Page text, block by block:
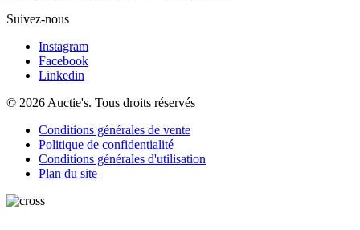
Suivez-nous
Instagram
Facebook
Linkedin
© 2026 Auctie's. Tous droits réservés
Conditions générales de vente
Politique de confidentialité
Conditions générales d'utilisation
Plan du site